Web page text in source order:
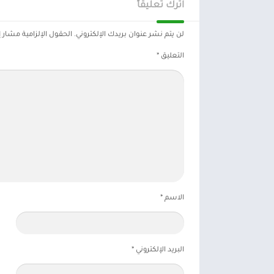
اترك تعليقاً
لن يتم نشر عنوان بريدك الإلكتروني. الحقول الإلزامية مشار
التعليق *
الاسم *
البريد الإلكتروني *